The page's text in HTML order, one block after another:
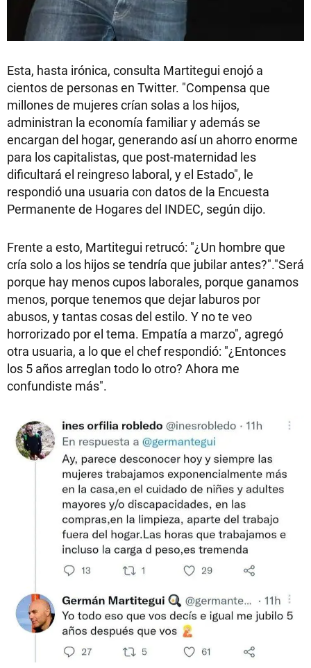
Esta, hasta irónica, consulta Martitegui enojó a
cientos de personas en Twitter. "Compensa que
millones de mujeres crían solas a los hijos,
administran la economía familiar y además se
encargan del hogar, generando así un ahorro enorme
para los capitalistas, que post-maternidad les
dificultará el reingreso laboral, y el Estado", le
respondió una usuaria con datos de la Encuesta
Permanente de Hogares del INDEC, según dijo.
Frente a esto, Martitegui retrucó: "¿Un hombre que
cría solo a los hijos se tendría que jubilar antes?"."Será
porque hay menos cupos laborales, porque ganamos
menos, porque tenemos que dejar laburos por
abusos, y tantas cosas del estilo. Y no te veo
horrorizado por el tema. Empatía a marzo", agregó
otra usuaria, a lo que el chef respondió: "¿Entonces
los 5 años arreglan todo lo otro? Ahora me
confundiste más".